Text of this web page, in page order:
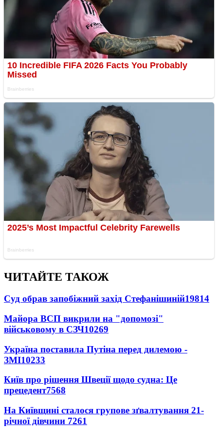
ЧИТАЙТЕ ТАКОЖ
Суд обрав запобіжний захід Стефанішиній19814
Майора ВСП викрили на "допомозі"
військовому в СЗЧ10269
Україна поставила Путіна перед дилемою -
ЗМІ10233
Київ про рішення Швеції щодо судна: Це
прецедент7568
На Київщині сталося групове зґвалтування 21-
річної дівчини 7261